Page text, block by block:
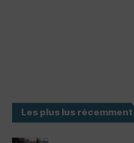
Les plus lus récemment